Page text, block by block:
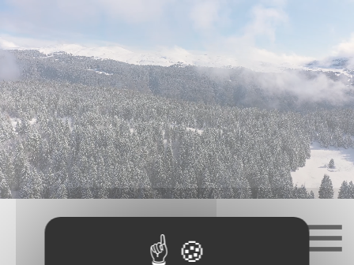
content